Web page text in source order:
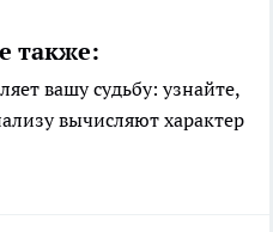
также:
вашу судьбу: узнайте,
вычисляют характер